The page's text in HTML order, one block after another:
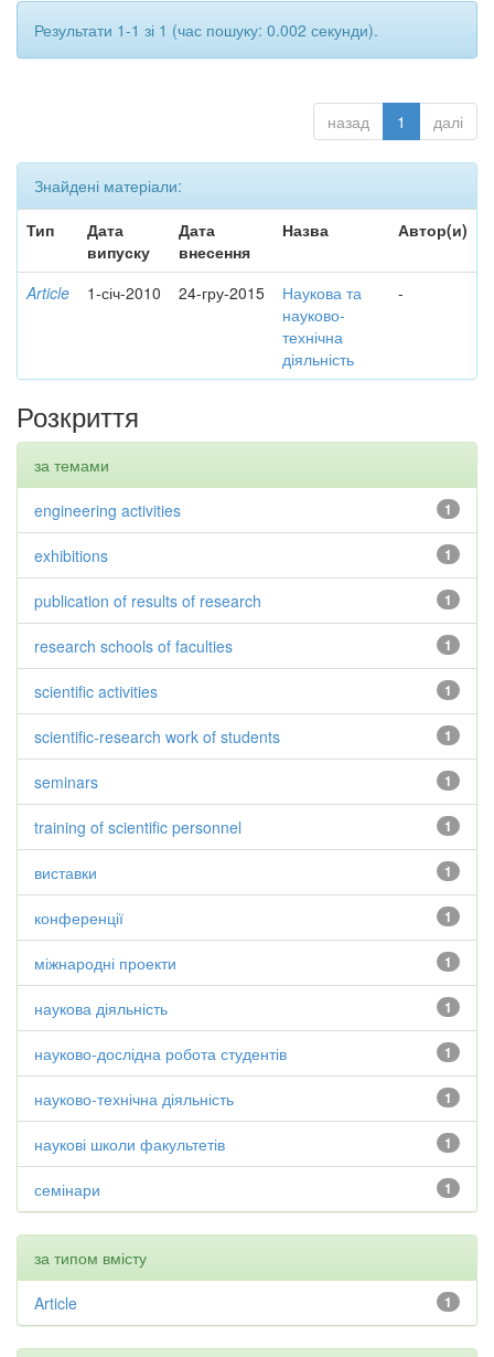
Результати 1-1 зі 1 (час пошуку: 0.002 секунди).
назад 1 далі
Знайдені матеріали:
Тип
Дата
випуску
Дата
внесення
Назва Автор(и)
Article 1-січ-2010 24-гру-2015
Наукова та
науково-
технічна
діяльність
-
Розкриття
за темами
1
engineering activities
1
exhibitions
1
publication of results of research
1
research schools of faculties
1
scientific activities
1
scientific-research work of students
1
seminars
1
training of scientific personnel
1
виставки
1
конференції
1
міжнародні проекти
1
наукова діяльність
1
науково-дослідна робота студентів
1
науково-технічна діяльність
1
наукові школи факультетів
1
семінари
за типом вмісту
1
Article